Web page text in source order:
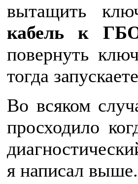
вытащить
кабель к
повернуть
тогда
Во всяком
просходило
я написал выше.